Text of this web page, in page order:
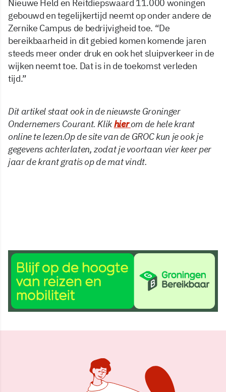
Nieuwe Held en Reitdiepswaard 11.000 woningen
gebouwd en tegelijkertijd neemt op onder andere de
Zernike Campus de bedrijvigheid toe. “De
bereikbaarheid in dit gebied komen komende jaren
steeds meer onder druk en ook het sluipverkeer in de
wijken neemt toe. Dat is in de toekomst verleden
tijd.”
Dit artikel staat ook in de nieuwste Groninger
Ondernemers Courant. Klikhierom de hele krant
online te lezen.Op de site van de GROC kun je ook je
gegevens achterlaten, zodat je voortaan vier keer per
jaar de krant gratis op de mat vindt.
16 dec 2025, 09:19
Delen